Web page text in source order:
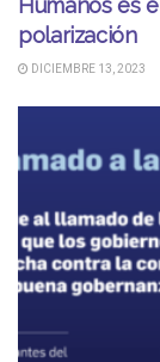
polarización
DICIEMBRE 13, 2023